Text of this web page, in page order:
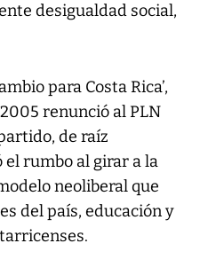
desigualdad social,
para Costa Rica’,
renunció al PLN
de raíz
rumbo al girar a la
neoliberal que
del país, educación y